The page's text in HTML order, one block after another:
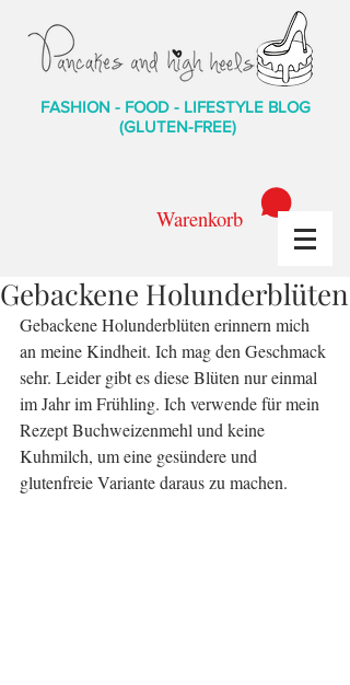
FASHION - FOOD - LIFESTYLE BLOG
(GLUTEN-FREE)
Warenkorb
Gebackene Holunderblüten
Gebackene Holunderblüten erinnern mich
an meine Kindheit. Ich mag den Geschmack
sehr. Leider gibt es diese Blüten nur einmal
im Jahr im Frühling. Ich verwende für mein
Rezept Buchweizenmehl und keine
Kuhmilch, um eine gesündere und
glutenfreie Variante daraus zu machen.